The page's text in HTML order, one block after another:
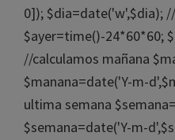
0]); $dia=date('w',$dia);
$ayer=time()-24*60*60;
//calculamos mañana
$manana=date('Y-m-
ultima semana
$semana=date('Y-m-